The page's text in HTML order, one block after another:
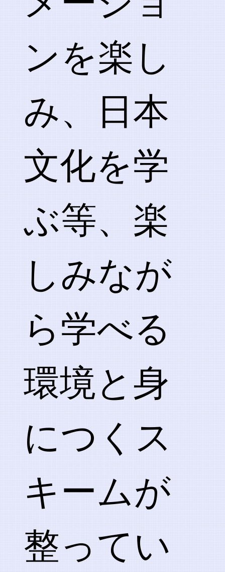
ンを楽し
み、日本
文化を学
ぶ等、楽
しみなが
ら学べる
環境と身
につくス
キームが
整ってい